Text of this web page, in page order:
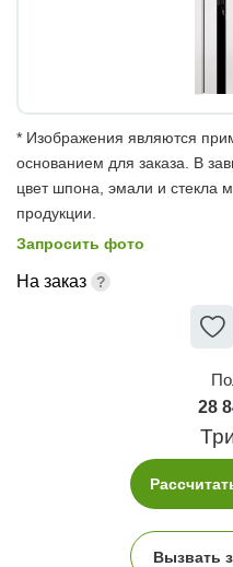
* Изображения являются
основанием для заказа. В
цвет шпона, эмали и стекла
продукции.
Запросить фото
На заказ
28
Вызвать